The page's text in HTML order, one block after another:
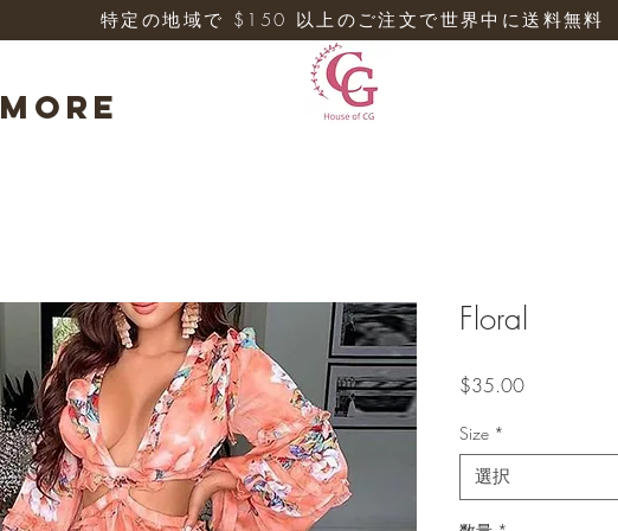
More
特定の地域で $150 以上のご注文で世界中に送料無料
Floral
$35.00価
Size *
選択